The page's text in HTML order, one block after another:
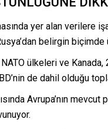
yer alan verilere
belirgin
ülkeleri ve Kanada,
de dahil olduğu
Avrupa’nın